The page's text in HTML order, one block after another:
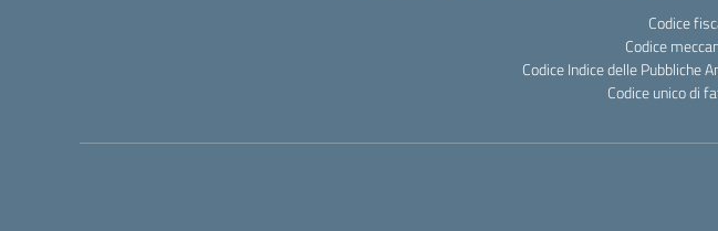
Codice
Codice
Codice Indice delle
Codice unico di